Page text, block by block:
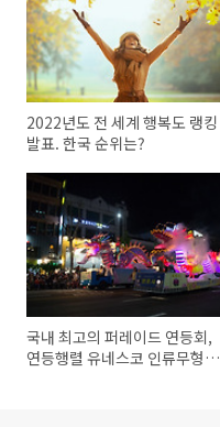
2022년도 전 세계 행복도 랭킹
발표. 한국 순위는?
국내 최고의 퍼레이드 연등회,
연등행렬 유네스코 인류무형문